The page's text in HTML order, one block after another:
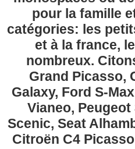
pour la famille
catégories: les
et à la france,
nombreux.
Grand Picasso,
Galaxy, Ford S-
Vianeo,
Scenic, Seat
Citroën C4